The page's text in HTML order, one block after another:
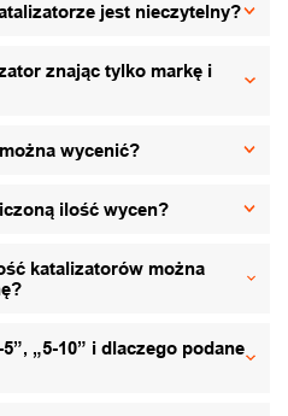
jest nieczytelny?
znając tylko markę i
wycenić?
ilość wycen?
katalizatorów można
„5-10” i dlaczego podane